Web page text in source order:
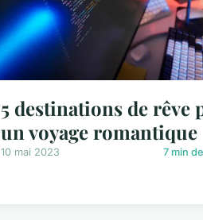
5 destinations de rêve
un voyage romantique
10 mai 2023 7 min